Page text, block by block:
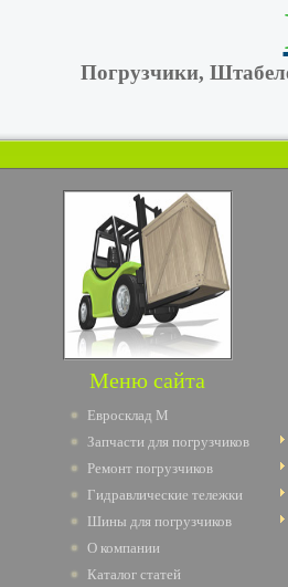
Погрузчики,
Меню сайта
Евросклад М
Запчасти для погрузчиков
Ремонт погрузчиков
Гидравлические тележки
Шины для погрузчиков
О компании
Каталог статей